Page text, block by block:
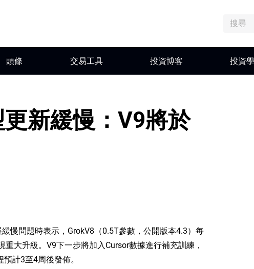
頭條 交易工具 投資博客 投資
新緩慢：V9將於
慢問題時表示，GrokV8（0.5T參數，公開版本4.3）每
大升級。V9下一步將加入Cursor數據進行補充訓練，
計3至4周後發佈。